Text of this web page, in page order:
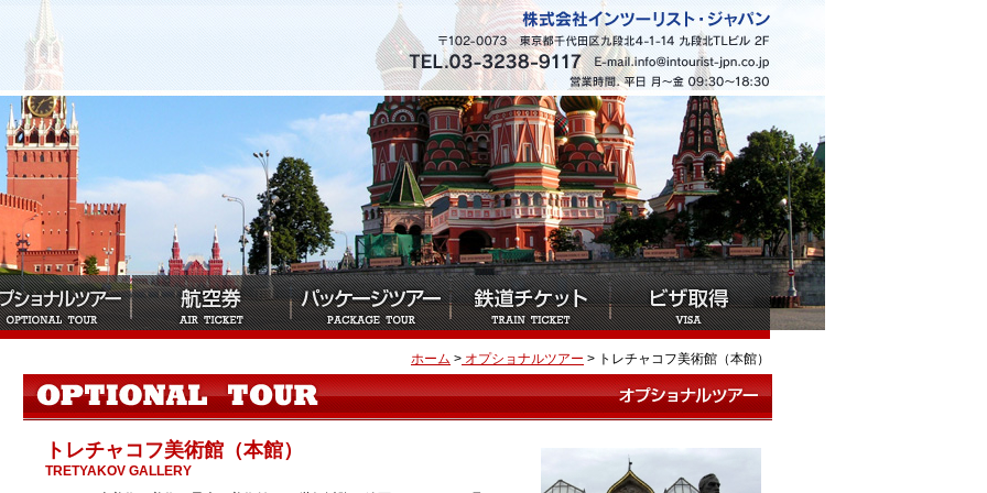
ホーム > オプショナルツアー > トレチャコフ美術館（本館）
トレチャコフ美術館（本館）
TRETYAKOV GALLERY